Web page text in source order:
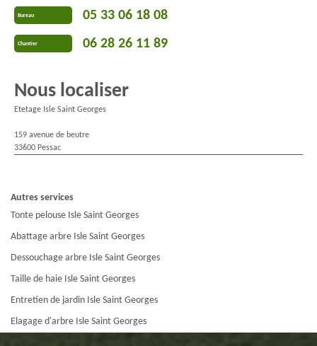
Bureau 05 33 06 18 08
Chantier 06 28 26 11 89
Nous localiser
Etetage Isle Saint Georges
159 avenue de beutre
33600 Pessac
Autres services
Tonte pelouse Isle Saint Georges
Abattage arbre Isle Saint Georges
Dessouchage arbre Isle Saint Georges
Taille de haie Isle Saint Georges
Entretien de jardin Isle Saint Georges
Elagage d'arbre Isle Saint Georges